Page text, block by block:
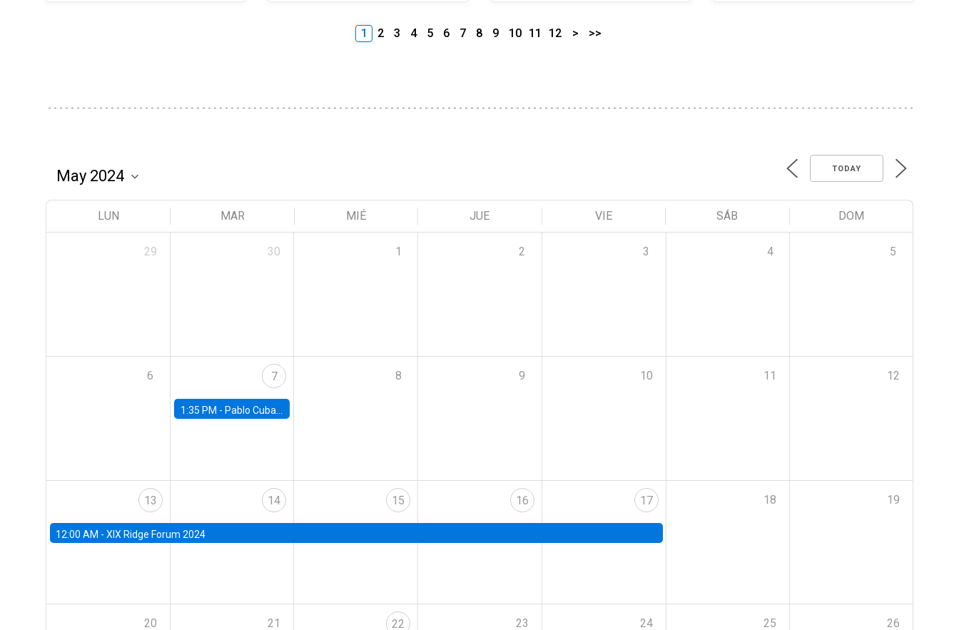
1 2 3 4 5 6 7 8 9 10 11 12 > >>
TODAY
LUN MAR MIÉ JUE VIE SÁB DOM
29 30 1 2 3 4 5
6 7
1:35 PM - Pablo Cuba, FED Board
8 9 10 11 12
13
12:00 AM - XIX Ridge Forum 2024
14 15 16 17 18 19
20 21 22 23 24 25 26